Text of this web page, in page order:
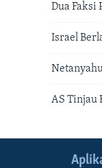
Dua Faksi
Israel
AS Tinjau